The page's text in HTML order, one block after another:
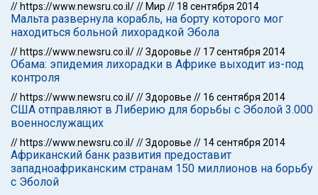
// https://www.newsru.co.il/// Мир // 18 сентября 2014
Мальта развернула корабль, на борту которого мог
находиться больной лихорадкой Эбола
// https://www.newsru.co.il///Здоровье // 17 сентября 2014
Обама: эпидемия лихорадки в Африке выходит из-под
контроля
// https://www.newsru.co.il///Здоровье // 16 сентября 2014
США отправляют в Либерию для борьбы с Эболой 3.000
военнослужащих
// https://www.newsru.co.il///Здоровье // 14 сентября 2014
Африканский банк развития предоставит
западноафриканским странам 150 миллионов на борьбу
с Эболой